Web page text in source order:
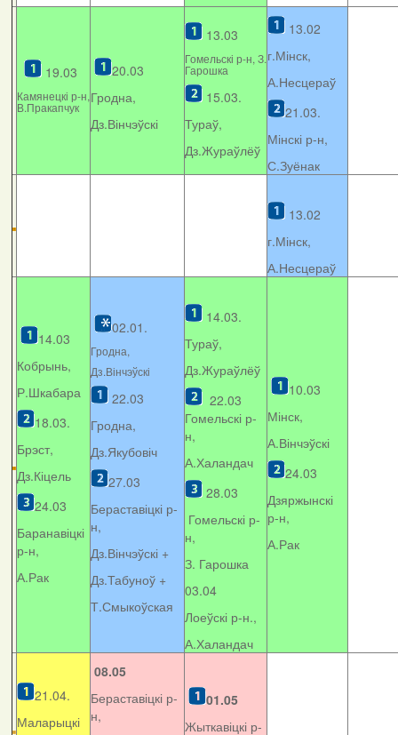
19.03
Камянецкі р-н,
В.Пракапчук
20.03
Гродна,
Дз.Вінчэўскі
13.03
Гомельскі р-н, З.
Гарошка
15.03.
Тураў,
Дз.Жураўлёў
13.02
г.Мінск,
А.Несцераў
21.03.
Мінскі р-н,
С.Зуёнак
13.02
г.Мінск,
А.Несцераў
14.03
Кобрынь,
Р.Шкабара
18.03.
Брэст,
Дз.Кіцель
24.03
Баранавіцкі
р-н,
А.Рак
02.01.
Гродна,
Дз.Вінчэўскі
22.03
Гродна,
Дз.Якубовіч
27.03
Бераставіцкі р-
н,
Дз.Вінчэўскі +
Дз.Табуноў +
Т.Смыкоўская
14.03.
Тураў,
Дз.Жураўлёў
22.03
Гомельскі р-
н,
А.Халандач
28.03
Гомельскі р-
н,
З. Гарошка
03.04
Лоеўскі р-н.,
А.Халандач
10.03
Мінск,
А.Вінчэўскі
24.03
Дзяржынскі
р-н,
А.Рак
21.04.
Маларыцкі
08.05
Бераставіцкі р-
н,
01.05
Жыткавіцкі р-